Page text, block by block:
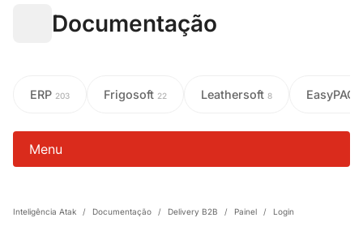
Documentação
ERP 203 Frigosoft 22 Leathersoft 8 EasyPAC
Menu
Inteligência Atak / Documentação / Delivery B2B / Painel / Login